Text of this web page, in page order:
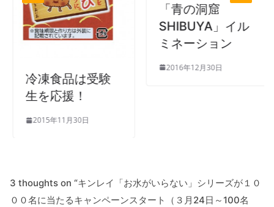
冷凍食品は受験
生を応援！
2015年11月30日
「青の洞窟
SHIBUYA」イル
ミネーション
2016年12月30日
3 thoughts on “キンレイ「お水がいらない」シリーズが１０
００名に当たるキャンペーンスタート（３月24日～100名